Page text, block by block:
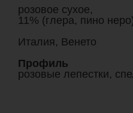
розовое сухое,
11% (глера, пино
Италия, Венето
Профиль
розовые лепестки,